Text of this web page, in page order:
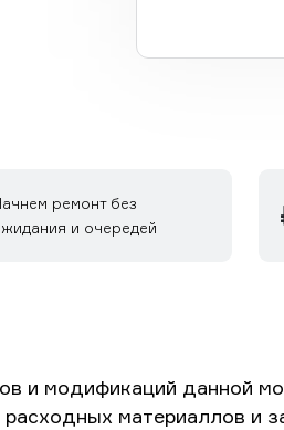
ремонт без
и очередей
и модификаций данной
материаллов и